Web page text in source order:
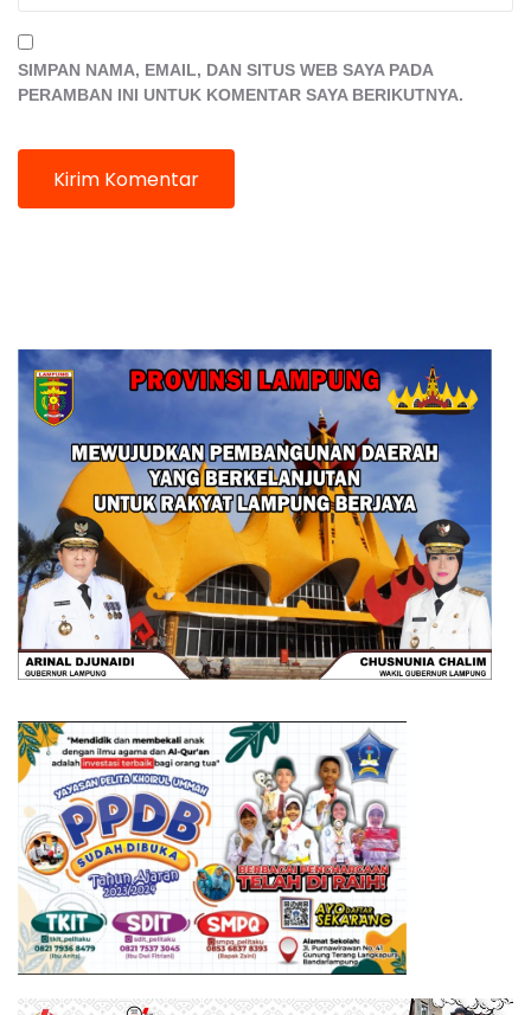
SIMPAN NAMA, EMAIL, DAN SITUS WEB SAYA PADA
PERAMBAN INI UNTUK KOMENTAR SAYA BERIKUTNYA.